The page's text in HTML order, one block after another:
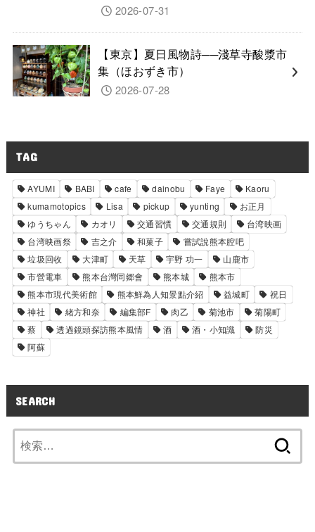
2026-07-31
【東京】夏日風物詩──淺草寺酸漿市
集（ほおずき市）
2026-07-28
TAG
AYUMI BABI cafe dainobu Faye
Kaoru
kumamotopics
Lisa pickup yunting
お正月
ゆうちゃん
カオリ 交通習慣 交通規則
台湾映画
台湾映画祭
吉之介 和菓子
嘗試說熊本腔吧
垃圾回收
大津町 天草 宇野 功一
山鹿市
市營電車
熊本台灣同郷會 熊本城
熊本市
熊本市現代美術館
熊本鮮為人知景點介紹 益城町
祝日
神社
緒方和奈 編集部F 肉乙 菊池市
菊陽町
蔡
透過鏡頭探訪熊本風情 酒 酒・小知識
防災
阿蘇
SEARCH
索: